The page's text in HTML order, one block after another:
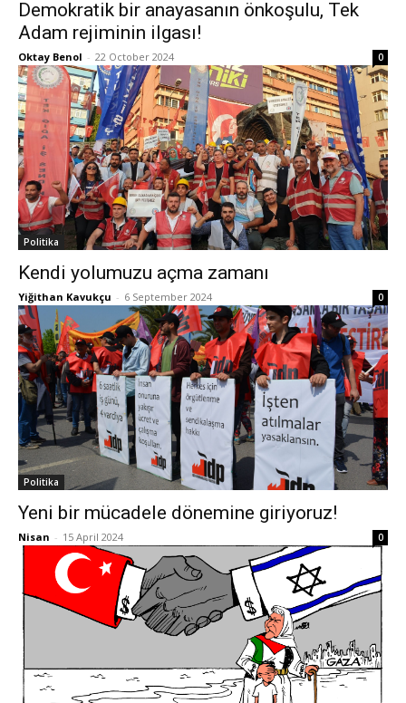
Demokratik bir anayasanın önkoşulu, Tek
Adam rejiminin ilgası!
Oktay Benol - 22 October 2024 0
Politika
Kendi yolumuzu açma zamanı
Yiğithan Kavukçu - 6 September 2024 0
Politika
Yeni bir mücadele dönemine giriyoruz!
Nisan - 15 April 2024 0